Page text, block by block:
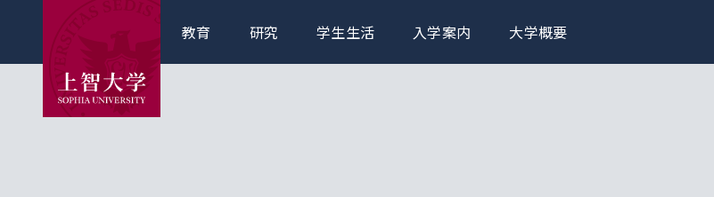
教育 研究 学生生活 入学案内 大学概要